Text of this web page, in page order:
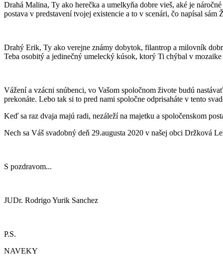
Drahá Malina, Ty ako herečka a umelkyňa dobre vieš, aké je
postava v predstavení tvojej existencie a to v scenári, čo napísal sám
Drahý Erik, Ty ako verejne známy dobytok, filantrop a milovník
Teba osobitý a jedinečný umelecký kúsok, ktorý Ti chýbal v
Vážení a vzácni snúbenci, vo Vašom spoločnom živote budú
prekonáte. Lebo tak si to pred nami spoločne odprisaháte v tento
Keď sa raz dvaja majú radi, nezáleží na majetku a spoločenskom
Nech sa Váš svadobný deň 29.augusta 2020 v našej obci Držková
S pozdravom...
JUDr. Rodrigo Yurik Sanchez
P.S.
NAVEKY